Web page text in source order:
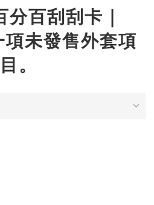
百刮刮卡｜
未發售外套項
目。